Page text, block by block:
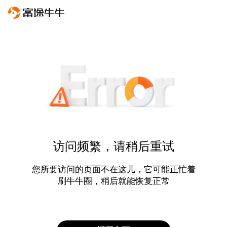
访问频繁，请稍后重试
您所要访问的页面不在这儿，它可能正忙着
刷牛牛圈，稍后就能恢复正常